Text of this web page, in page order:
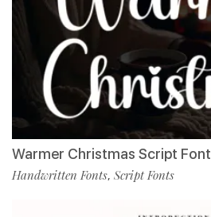
Warmer Christmas Script Font
Handwritten Fonts, Script Fonts